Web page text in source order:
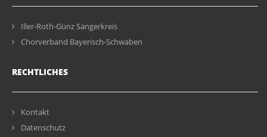
Iller-Roth-Günz Sängerkreis
Chorverband Bayerisch-Schwaben
RECHTLICHES
Kontakt
Datenschutz